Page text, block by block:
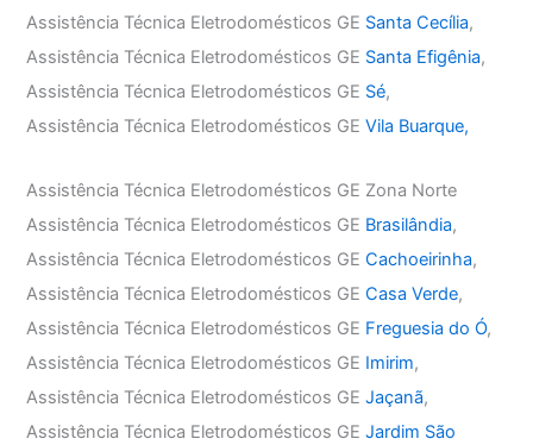
Assistência Técnica Eletrodomésticos GE Santa Cecília,
Assistência Técnica Eletrodomésticos GE Santa Efigênia,
Assistência Técnica Eletrodomésticos GE Sé,
Assistência Técnica Eletrodomésticos GEVila Buarque,
Assistência Técnica Eletrodomésticos GE Zona Norte
Assistência Técnica Eletrodomésticos GE Brasilândia,
Assistência Técnica Eletrodomésticos GECachoeirinha,
Assistência Técnica Eletrodomésticos GECasa Verde,
Assistência Técnica Eletrodomésticos GE Freguesia do Ó,
Assistência Técnica Eletrodomésticos GE Imirim,
Assistência Técnica Eletrodomésticos GEJaçanã,
Assistência Técnica Eletrodomésticos GEJardim São